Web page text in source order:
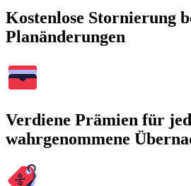
Kostenlose Stornierung
Planänderungen
Verdiene Prämien für
wahrgenommene